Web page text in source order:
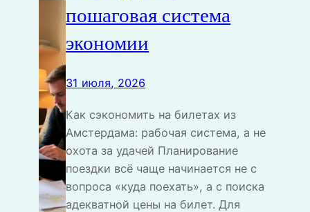
пошаговая система
экономии
31 июля, 2026
Как сэкономить на билетах из
Амстердама: рабочая система, а не
охота за удачей Планирование
поездки всё чаще начинается не с
вопроса «куда поехать», а с поиска
адекватной цены на билет. Для